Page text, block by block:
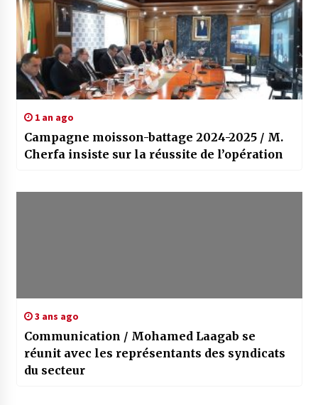
1 an ago
Campagne moisson-battage 2024-2025 / M.
Cherfa insiste sur la réussite de l’opération
3 ans ago
Communication / Mohamed Laagab se
réunit avec les représentants des syndicats
du secteur